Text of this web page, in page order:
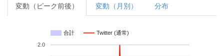
変動（ピーク前後） 変動（月別） 分布
合計 Twitter (通常)
2.0